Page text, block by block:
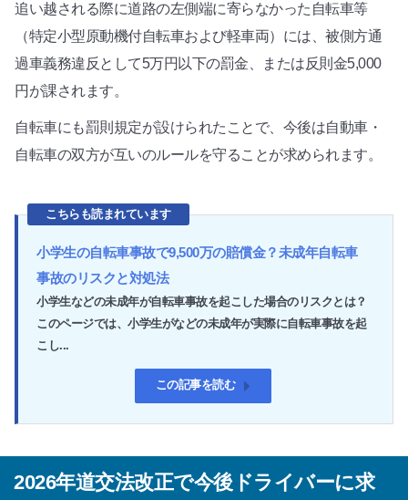
追い越される際に道路の左側端に寄らなかった自転車等
（特定小型原動機付自転車および軽車両）には、被側方通
過車義務違反として5万円以下の罰金、または反則金5,000
円が課されます。
自転車にも罰則規定が設けられたことで、今後は自動車・
自転車の双方が互いのルールを守ることが求められます。
こちらも読まれています
小学生の自転車事故で9,500万の賠償金？未成年自転車
事故のリスクと対処法
小学生などの未成年が自転車事故を起こした場合のリスクとは？
このページでは、小学生がなどの未成年が実際に自転車事故を起
こし...
この記事を読む
2026年道交法改正で今後ドライバーに求